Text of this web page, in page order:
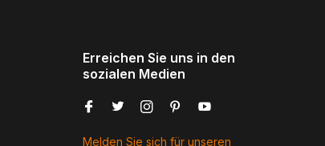
Erreichen Sie uns in den
sozialen Medien
Melden Sie sich für unseren